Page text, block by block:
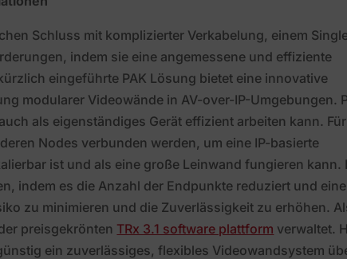
Schluss mit komplizierter Verkabelung, einem
indem sie eine angemessene und effiziente
eingeführte PAK Lösung bietet eine innovative
modularer Videowände in AV-over-IP-Umgebungen.
als eigenständiges Gerät effizient arbeiten kann. Für
Nodes verbunden werden, um eine IP-basierte
ist und als eine große Leinwand fungieren kann.
indem es die Anzahl der Endpunkte reduziert und
zu minimieren und die Zuverlässigkeit zu erhöhen.
preisgekrönten TRx 3.1 software plattform verwaltet.
ein zuverlässiges, flexibles Videowandsystem